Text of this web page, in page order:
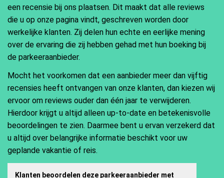
een recensie bij ons plaatsen. Dit maakt dat alle reviews
die u op onze pagina vindt, geschreven worden door
werkelijke klanten. Zij delen hun echte en eerlijke mening
over de ervaring die zij hebben gehad met hun boeking bij
de parkeeraanbieder.
Mocht het voorkomen dat een aanbieder meer dan vijftig
recensies heeft ontvangen van onze klanten, dan kiezen wij
ervoor om reviews ouder dan één jaar te verwijderen.
Hierdoor krijgt u altijd alleen up-to-date en betekenisvolle
beoordelingen te zien. Daarmee bent u ervan verzekerd dat
u altijd over belangrijke informatie beschikt voor uw
geplande vakantie of reis.
Klanten beoordelen deze parkeeraanbieder met